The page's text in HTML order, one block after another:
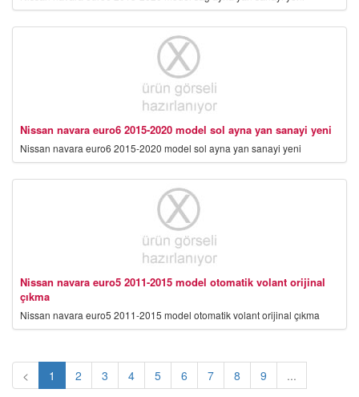
Nissan navara euro6 2015-2020 model sol ayna yan sanayi yeni
Nissan navara euro6 2015-2020 model sol ayna yan sanayi yeni
Nissan navara euro5 2011-2015 model otomatik volant orijinal
çıkma
Nissan navara euro5 2011-2015 model otomatik volant orijinal çıkma
< 1 2 3 4 5 6 7 8 9 ...